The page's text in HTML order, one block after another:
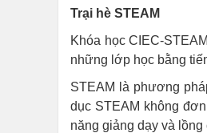
Trại hè STEAM
Khóa học CIEC-
những lớp học bằng
STEAM là phương
dục STEAM không
năng giảng dạy và